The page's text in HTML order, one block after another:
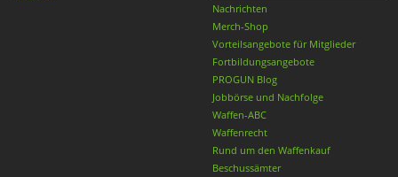
Nachrichten
Merch-Shop
Vorteilsangebote für Mitglieder
Fortbildungsangebote
PROGUN Blog
Jobbörse und Nachfolge
Waffen-ABC
Waffenrecht
Rund um den Waffenkauf
Beschussämter